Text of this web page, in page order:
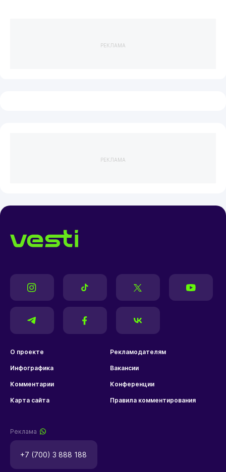
РЕКЛАМА
РЕКЛАМА
О проекте Рекламодателям
Инфографика Вакансии
Комментарии Конференции
Карта сайта Правила комментирования
Реклама
+7 (700) 3 888 188